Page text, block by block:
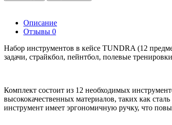
Описание
Отзывы 0
Набор инструментов в кейсе TUNDRA (12
задачи, страйкбол, пейнтбол, полевые
Комплект состоит из 12 необходимых
высококачественных материалов, таких как
инструмент имеет эргономичную ручку, что